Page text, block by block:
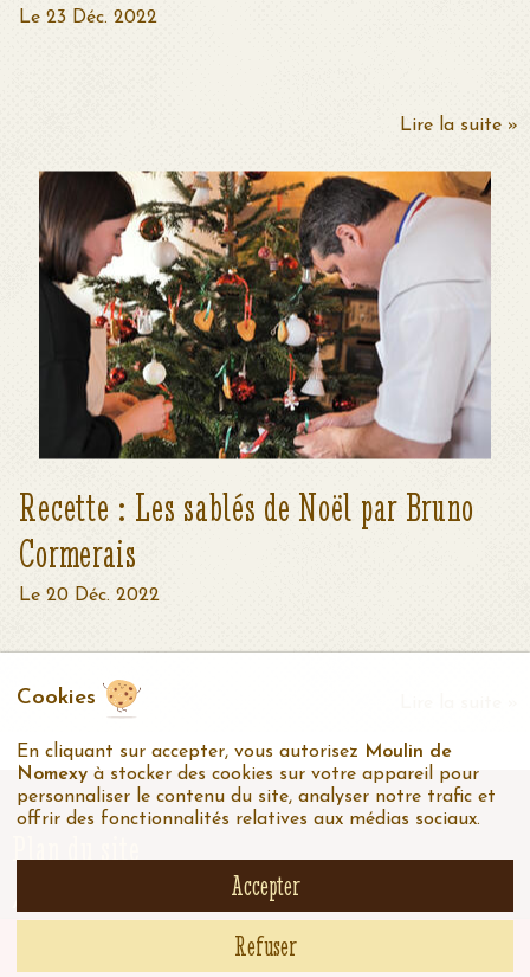
Le 23 Déc. 2022
Lire la suite »
Recette : Les sablés de Noël par Bruno
Cormerais
Le 20 Déc. 2022
Plan du site
Actualités
Cookies
En cliquant sur accepter, vous autorisez Moulin de
Nomexy à stocker des cookies sur votre appareil pour
personnaliser le contenu du site, analyser notre trafic et
offrir des fonctionnalités relatives aux médias sociaux.
Accepter
Refuser
Actuellement, les FRAIS DE PORT SONT OFFERTS
dès 25 kg achetés. (Voir conditions